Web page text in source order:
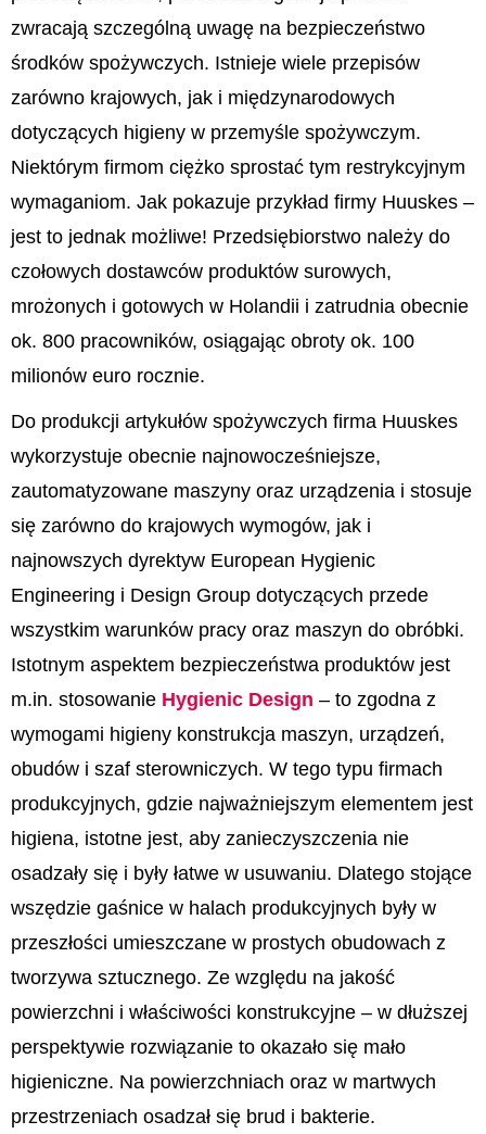
zwracają szczególną uwagę na bezpieczeństwo
środków spożywczych. Istnieje wiele przepisów
zarówno krajowych, jak i międzynarodowych
dotyczących higieny w przemyśle spożywczym.
Niektórym firmom ciężko sprostać tym restrykcyjnym
wymaganiom. Jak pokazuje przykład firmy Huuskes –
jest to jednak możliwe! Przedsiębiorstwo należy do
czołowych dostawców produktów surowych,
mrożonych i gotowych w Holandii i zatrudnia obecnie
ok. 800 pracowników, osiągając obroty ok. 100
milionów euro rocznie.
Do produkcji artykułów spożywczych firma Huuskes
wykorzystuje obecnie najnowocześniejsze,
zautomatyzowane maszyny oraz urządzenia i stosuje
się zarówno do krajowych wymogów, jak i
najnowszych dyrektyw European Hygienic
Engineering i Design Group dotyczących przede
wszystkim warunków pracy oraz maszyn do obróbki.
Istotnym aspektem bezpieczeństwa produktów jest
m.in. stosowanie Hygienic Design – to zgodna z
wymogami higieny konstrukcja maszyn, urządzeń,
obudów i szaf sterowniczych. W tego typu firmach
produkcyjnych, gdzie najważniejszym elementem jest
higiena, istotne jest, aby zanieczyszczenia nie
osadzały się i były łatwe w usuwaniu. Dlatego stojące
wszędzie gaśnice w halach produkcyjnych były w
przeszłości umieszczane w prostych obudowach z
tworzywa sztucznego. Ze względu na jakość
powierzchni i właściwości konstrukcyjne – w dłuższej
perspektywie rozwiązanie to okazało się mało
higieniczne. Na powierzchniach oraz w martwych
przestrzeniach osadzał się brud i bakterie.